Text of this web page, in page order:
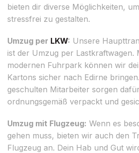
bieten dir diverse Möglichkeiten,
stressfrei zu gestalten.
Umzug per LKW: Unsere
ist der Umzug per Lastkraftwagen.
modernen Fuhrpark können wir
Kartons sicher nach Edirne
geschulten Mitarbeiter sorgen
ordnungsgemäß verpackt und
Umzug mit Flugzeug: Wenn es
gehen muss, bieten wir auch den
Flugzeug an. Dein Hab und Gut